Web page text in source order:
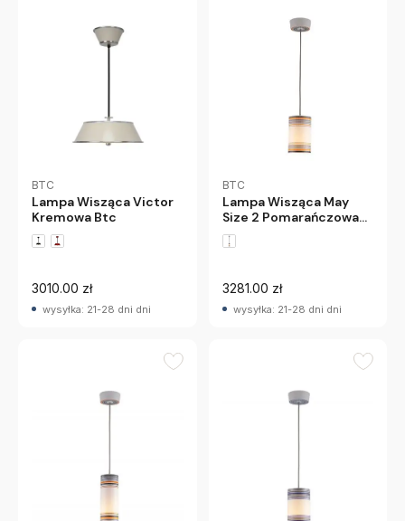
BTC
Lampa Wisząca Victor
Kremowa Btc
3010.00 zł
wysyłka: 21-28 dni dni
BTC
Lampa Wisząca May
Size 2 Pomarańczowa
Btc
3281.00 zł
wysyłka: 21-28 dni dni